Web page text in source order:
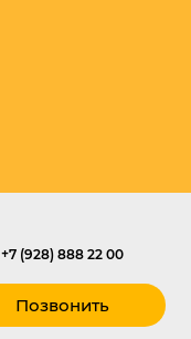
+7 (928) 888 22 00
Позвонить